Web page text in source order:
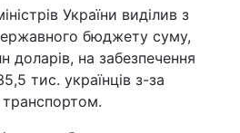
України виділив з
бюджету суму,
доларів, на забезпечення
тис. українців з-за
транспортом.